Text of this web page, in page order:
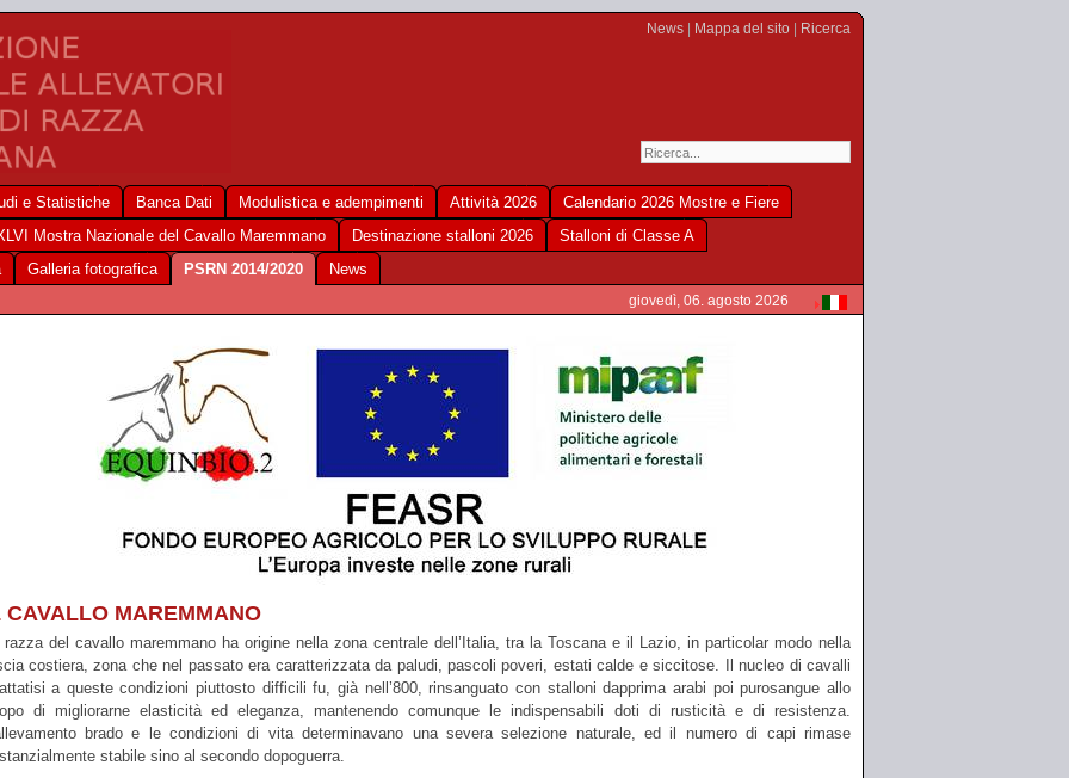
News Mappa del sito Ricerca
e Statistiche Banca Dati Modulistica e adempimenti Attività 2026
Calendario 2026 Mostre e Fiere
Mostra Nazionale del Cavallo Maremmano Destinazione stalloni 2026
Stalloni di Classe A
Galleria fotografica PSRN 2014/2020 News
giovedì, 06. agosto 2026
CAVALLO MAREMMANO
razza del cavallo maremmano ha origine nella zona centrale dell’Italia, tra la Toscana e il Lazio, in particolar modo nella
costiera, zona che nel passato era caratterizzata da paludi, pascoli poveri, estati calde e siccitose. Il nucleo di cavalli
a queste condizioni piuttosto difficili fu, già nell’800, rinsanguato con stalloni dapprima arabi poi purosangue allo
di migliorarne elasticità ed eleganza, mantenendo comunque le indispensabili doti di rusticità e di resistenza.
brado e le condizioni di vita determinavano una severa selezione naturale, ed il numero di capi rimase
stabile sino al secondo dopoguerra.